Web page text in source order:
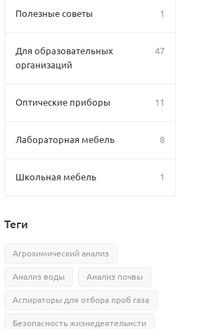
Полезные советы 1
Для образовательных
организаций
47
Оптические приборы 11
Лабораторная мебель 8
Школьная мебель 1
Теги
Агрохимический анализ
Анализ воды Анализ почвы
Аспираторы для отбора проб газа
Безопасность жизнедеятельнсти